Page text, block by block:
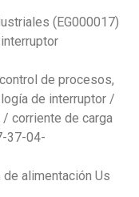
(EG000017)
de procesos,
de interruptor /
/ corriente de carga
37-04-
alimentación Us